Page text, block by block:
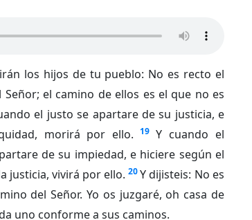
los hijos de tu pueblo: No es recto el
Señor; el camino de ellos es el que no es
el justo se apartare de su justicia, e
morirá por ello. 19 Y cuando el
de su impiedad, e hiciere según el
justicia, vivirá por ello. 20Y dijisteis: No es
del Señor. Yo os juzgaré, oh casa de
uno conforme a sus caminos.